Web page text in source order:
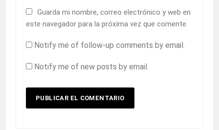
Guarda mi nombre, correo electrónico y web en
este navegador para la próxima vez que comente.
Notify me of follow-up comments by email.
Notify me of new posts by email.